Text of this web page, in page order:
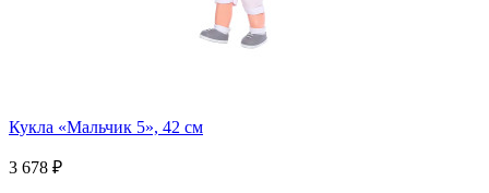
Кукла «Мальчик 5», 42 см
3 678 ₽